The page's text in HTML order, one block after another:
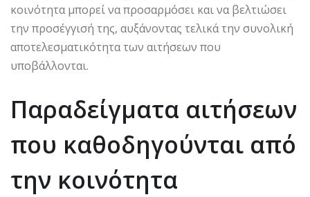
κοινότητα μπορεί να προσαρμόσει και να βελτιώσει
την προσέγγισή της, αυξάνοντας τελικά την συνολική
αποτελεσματικότητα των αιτήσεων που
υποβάλλονται.
Παραδείγματα αιτήσεων
που καθοδηγούνται από
την κοινότητα